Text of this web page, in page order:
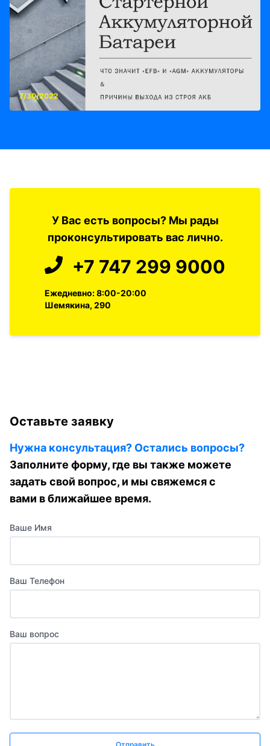
7/30/2022
У Вас есть вопросы? Мы рады
проконсультировать вас лично.
+7 747 299 9000
Ежедневно: 8:00-20:00
Шемякина, 290
Оставьте заявку
Нужна консультация? Остались вопросы?
Заполните форму, где вы также можете
задать свой вопрос, и мы свяжемся с
вами в ближайшее время.
Ваше Имя
Ваш Телефон
Ваш вопрос